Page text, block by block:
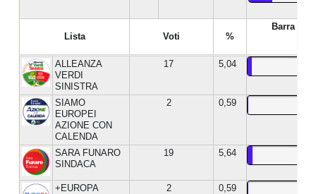
Lista Voti %
Barra %
ALLEANZA
VERDI
SINISTRA
17 5,04
SIAMO
EUROPEI
AZIONE CON
CALENDA
2 0,59
SARA FUNARO
SINDACA
19 5,64
+EUROPA 2 0,59